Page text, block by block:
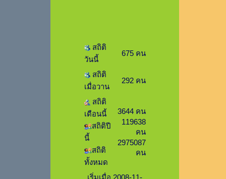
สถิติ
วันนี้
675 คน
สถิติ
เมื่อวาน
292 คน
สถิติ
เดือนนี้
สถิติปี
นี้
สถิติ
ทั้งหมด
3644 คน
119638
คน
2975087
คน
เริ่มเมื่อ 2008-11-